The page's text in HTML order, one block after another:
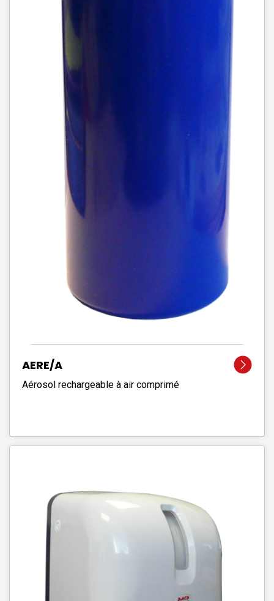
AERE/A
Aérosol rechargeable à air comprimé